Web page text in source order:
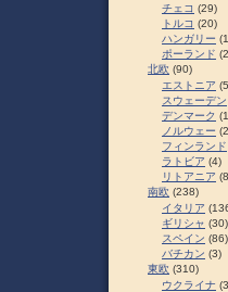
チェコ (29)
トルコ (20)
ハンガリー
ポーランド
北欧 (90)
エストニア
スウェーデン
デンマーク
ノルウェー
フィンランド
ラトビア (4)
リトアニア
南欧 (238)
イタリア
ギリシャ (30)
スペイン (86)
バチカン (3)
東欧 (310)
ウクライナ